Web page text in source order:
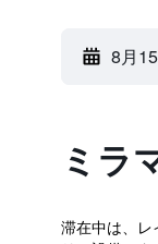
8月
ミラ
滞在中は、レ